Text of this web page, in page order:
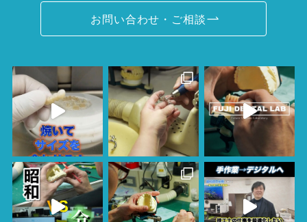
お問い合わせ・ご相談